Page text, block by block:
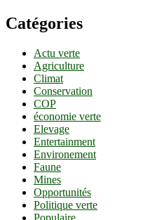
Catégories
Actu verte
Agriculture
Climat
Conservation
COP
économie verte
Elevage
Entertainment
Environement
Faune
Mines
Opportunités
Politique verte
Populaire